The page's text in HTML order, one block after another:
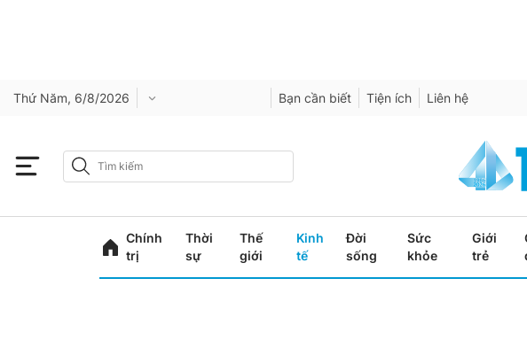
Thứ Năm, 6/8/2026 Bạn cần biết Tiện ích Liên hệ
Chính
trị
Thời
sự
Thế
giới
Kinh
tế
Đời
sống
Sức
khỏe
Giới
trẻ